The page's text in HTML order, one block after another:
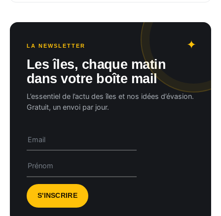
LA NEWSLETTER
Les îles, chaque matin
dans votre boîte mail
L’essentiel de l’actu des îles et nos idées d’évasion.
Gratuit, un envoi par jour.